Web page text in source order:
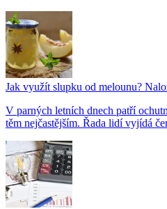
Jak využít slupku od melounu?
V parných letních dnech patří
těm nejčastějším. Řada lidí vyjídá